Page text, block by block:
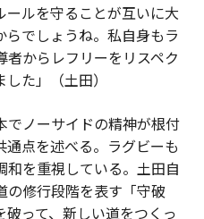
ールを守ることが互いに大
でしょうね。私自身もラ
からレフリーをリスペク
た」（土田）
でノーサイドの精神が根付
点を述べる。ラグビーも
を重視している。土田自
の修行段階を表す「守破
って、新しい道をつくっ